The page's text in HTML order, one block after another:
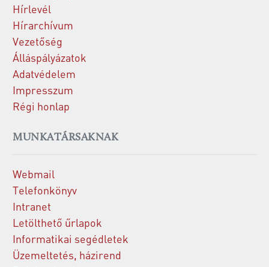
Hírlevél
Hírarchívum
Vezetőség
Álláspályázatok
Adatvédelem
Impresszum
Régi honlap
MUNKATÁRSAKNAK
Webmail
Telefonkönyv
Intranet
Letölthető űrlapok
Informatikai segédletek
Üzemeltetés, házirend